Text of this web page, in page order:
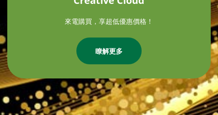
來電購買，享超低優惠價格！
瞭解更多